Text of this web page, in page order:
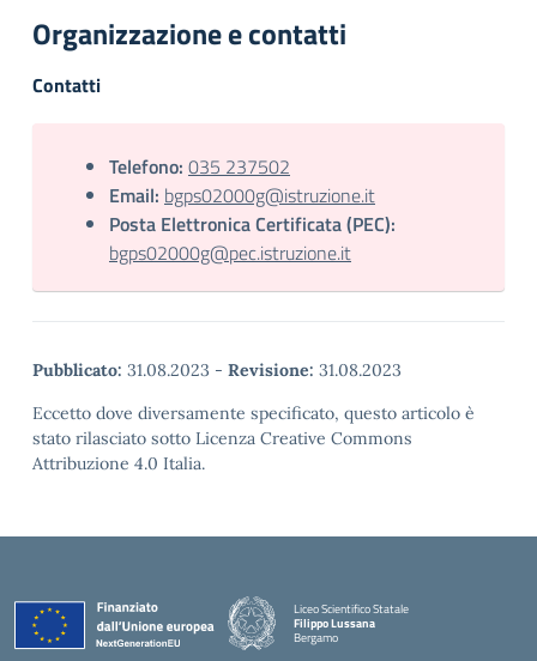
Organizzazione e contatti
Contatti
Telefono: 035 237502
Email: bgps02000g@istruzione.it
Posta Elettronica Certificata (PEC):
bgps02000g@pec.istruzione.it
Pubblicato: 31.08.2023 - Revisione: 31.08.2023
Eccetto dove diversamente specificato, questo articolo è
stato rilasciato sotto Licenza Creative Commons
Attribuzione 4.0 Italia.
Liceo Scientifico Statale
Filippo Lussana
Bergamo
— Visita la pagina iniziale della scuola